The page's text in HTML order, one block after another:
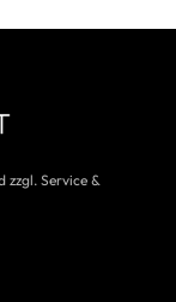
zzgl. Service &